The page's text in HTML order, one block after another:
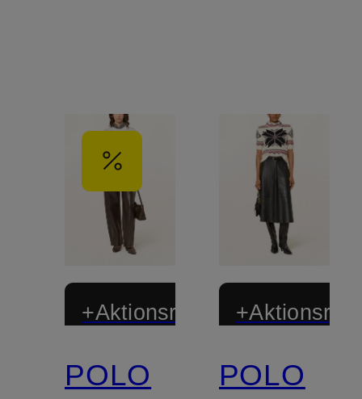
+Aktionsrabatt
POLO
POLO